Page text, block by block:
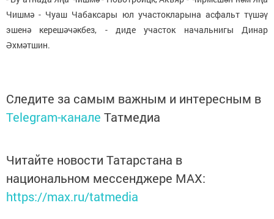
Чишмә - Чуаш Чабаксары юл участокларына асфальт түшәү
эшенә керешәчәкбез, - диде участок начальнигы Динар
Әхмәтшин.
Следите за самым важным и интересным в
Telegram-канале Татмедиа
Читайте новости Татарстана в
национальном мессенджере MАХ:
https://max.ru/tatmedia